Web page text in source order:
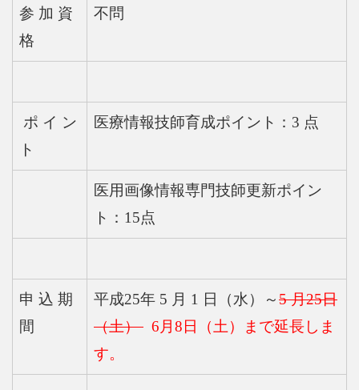
参 加 資
格
不問
ポ イ ン
ト
医療情報技師育成ポイント：3 点
医用画像情報専門技師更新ポイン
ト：15点
申 込 期
間
平成25年 5 月 1 日（水）～5 月25日
（土） 6月8日（土）まで延長しま
す。